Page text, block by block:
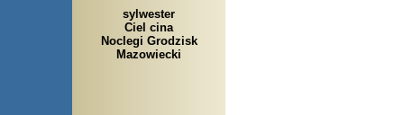
sylwester
Ciel cina
Noclegi Grodzisk
Mazowiecki